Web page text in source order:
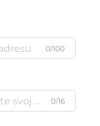
0/100
0/16